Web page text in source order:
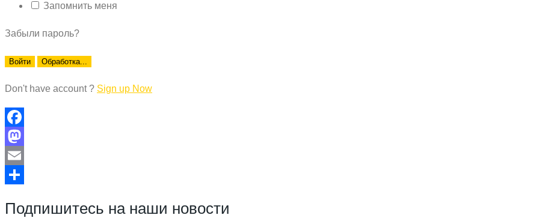
Запомнить меня
Забыли пароль?
Войти Обработка...
Don't have account ? Sign up Now
Facebook
Mastodon
Email
Подпишитесь на наши новости